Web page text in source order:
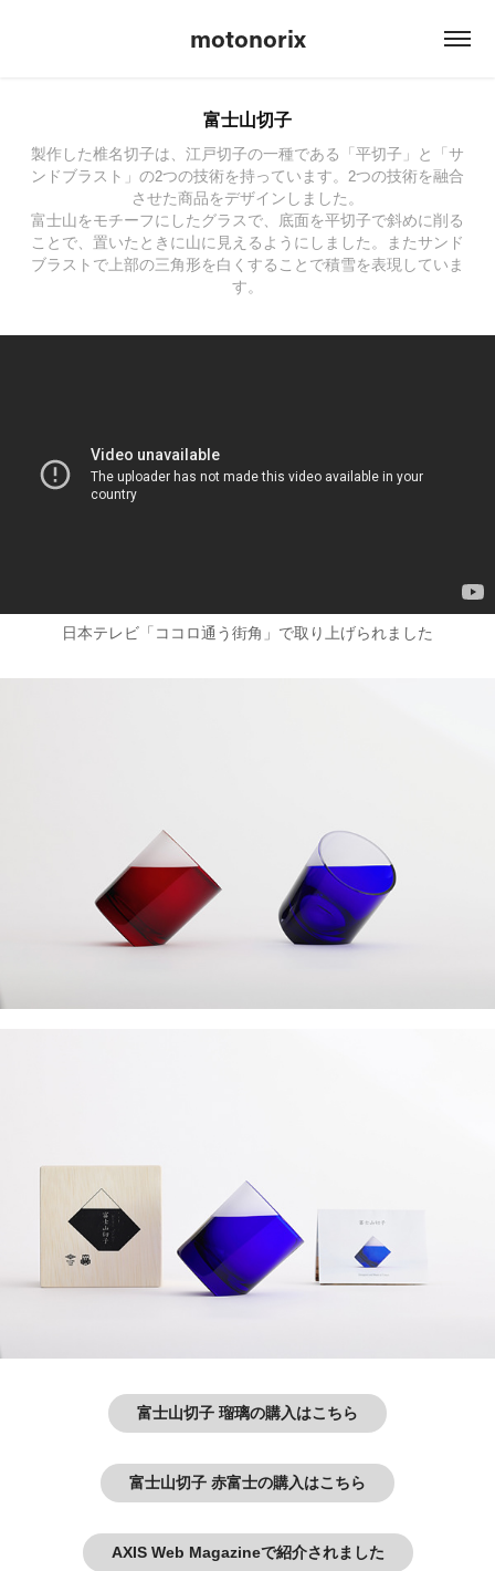
motonorix
富士山切子
製作した椎名切子は、江戸切子の一種である「平切子」と「サ
ンドブラスト」の2つの技術を持っています。2つの技術を融合
させた商品をデザインしました。
富士山をモチーフにしたグラスで、底面を平切子で斜めに削る
ことで、置いたときに山に見えるようにしました。またサンド
ブラストで上部の三角形を白くすることで積雪を表現していま
す。
日本テレビ「ココロ通う街角」で取り上げられました
富士山切子 瑠璃の購入はこちら
富士山切子 赤富士の購入はこちら
AXIS Web Magazineで紹介されました